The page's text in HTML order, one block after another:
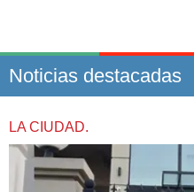
Noticias destacadas
LA CIUDAD.